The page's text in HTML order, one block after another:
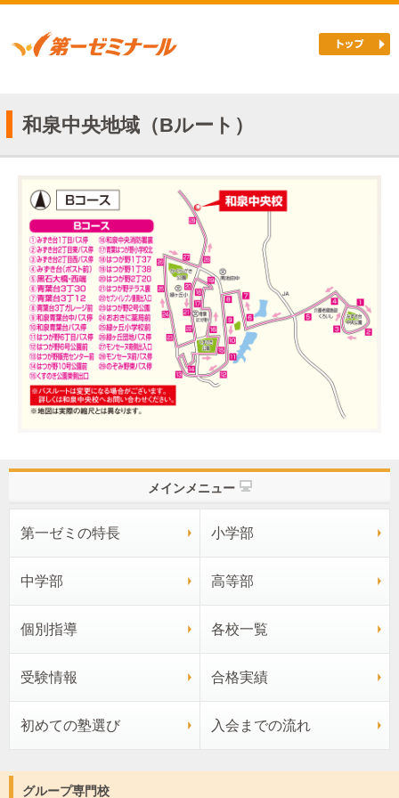
和泉中央地域（Bルート）
メインメニュー
第一ゼミの特長 小学部
中学部 高等部
個別指導 各校一覧
受験情報 合格実績
初めての塾選び 入会までの流れ
グループ専門校